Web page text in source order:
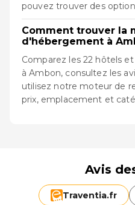
pouvez trouver des
Comment trouver la
d'hébergement à
Comparez les 22 hôtels
à Ambon, consultez les
utilisez notre moteur de
prix, emplacement et
Avis
Traventia.fr